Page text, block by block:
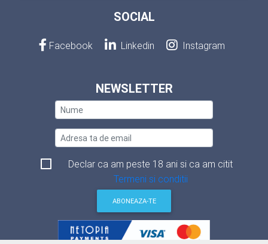
SOCIAL
Facebook Linkedin Instagram
NEWSLETTER
Declar ca am peste 18 ani si ca am citit
Termeni si conditii
ABONEAZA-TE